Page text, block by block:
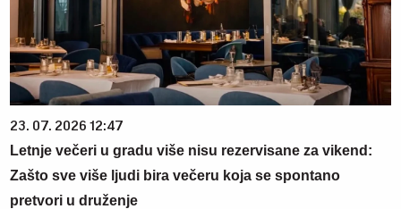
23. 07. 2026 12:47
Letnje večeri u gradu više nisu rezervisane za vikend:
Zašto sve više ljudi bira večeru koja se spontano
pretvori u druženje